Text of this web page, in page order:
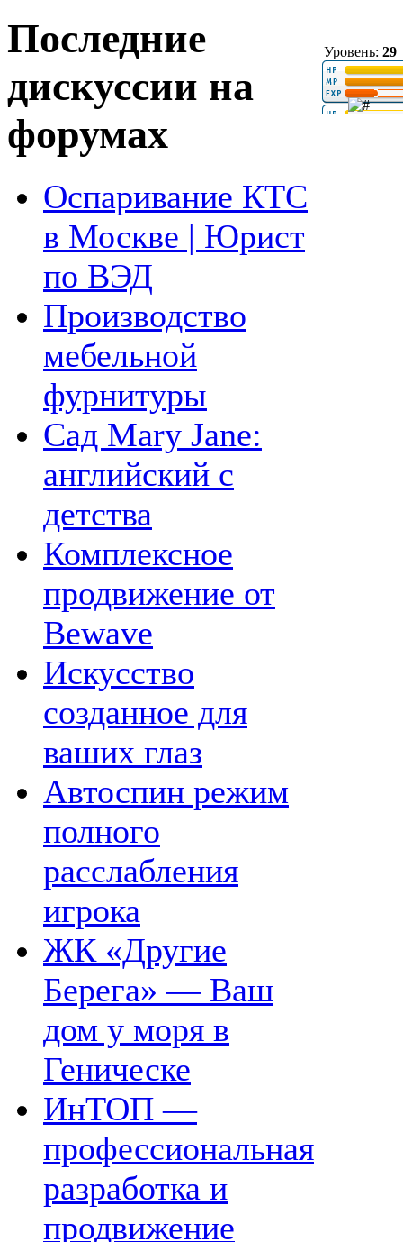
Последние
дискуссии на
форумах
Оспаривание КТС
в Москве | Юрист
по ВЭД
Производство
мебельной
фурнитуры
Сад Mary Jane:
английский с
детства
Комплексное
продвижение от
Bewave
Искусство
созданное для
ваших глаз
Автоспин режим
полного
расслабления
игрока
ЖК «Другие
Берега» — Ваш
дом у моря в
Геническе
ИнТОП —
профессиональная
разработка и
продвижение
Уровень: 29